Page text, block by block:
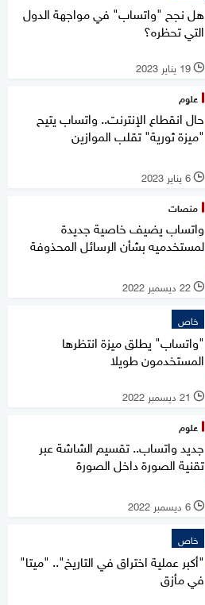
هل نجح "واتساب" في مواجهة الدول
التي تحظره؟
l 19 يناير 2023
علوم
حال انقطاع الإنترنت.. واتساب يتيح
"ميزة ثورية" تقلب الموازين
l 6 يناير 2023
منصات
واتساب يضيف خاصية جديدة
لمستخدميه بشأن الرسائل المحذوفة
l 22 ديسمبر 2022
خاص
"واتساب" يطلق ميزة انتظرها
المستخدمون طويلا
l 21 ديسمبر 2022
علوم
جديد واتساب.. تقسيم الشاشة عبر
تقنية الصورة داخل الصورة
l 6 ديسمبر 2022
خاص
"أكبر عملية اختراق في التاريخ".. "ميتا"
في مأزق